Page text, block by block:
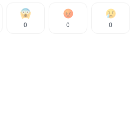
0 0 0